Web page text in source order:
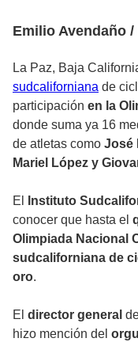
Emilio Avendaño
La Paz, Baja
sudcaliforniana de
participación en la
donde suma ya 16
de atletas como José
Mariel López y
El Instituto
conocer que hasta el
Olimpiada Nacional
sudcaliforniana de
oro.
El director general
hizo mención del